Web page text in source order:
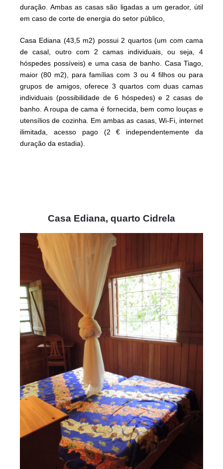
duração. Ambas as casas são ligadas a um gerador, útil
em caso de corte de energia do setor público,
Casa Ediana (43,5 m2) possui 2 quartos (um com cama
de casal, outro com 2 camas individuais, ou seja, 4
hóspedes possíveis) e uma casa de banho. Casa Tiago,
maior (80 m2), para famílias com 3 ou 4 filhos ou para
grupos de amigos, oferece 3 quartos com duas camas
individuais (possibilidade de 6 hóspedes) e 2 casas de
banho. A roupa de cama é fornecida, bem como louças e
utensílios de cozinha. Em ambas as casas, Wi-Fi, internet
ilimitada, acesso pago (2 € independentemente da
duração da estadia).
Casa Ediana, quarto Cidrela